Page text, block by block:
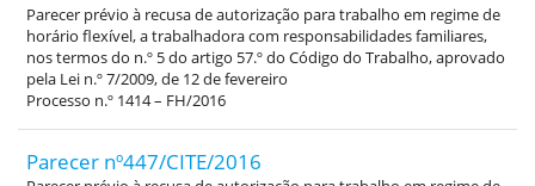
Parecer prévio à recusa de autorização para trabalho em regime de
horário flexível, a trabalhadora com responsabilidades familiares,
nos termos do n.º 5 do artigo 57.º do Código do Trabalho, aprovado
pela Lei n.º 7/2009, de 12 de fevereiro
Processo n.º 1414 – FH/2016
Parecer nº447/CITE/2016